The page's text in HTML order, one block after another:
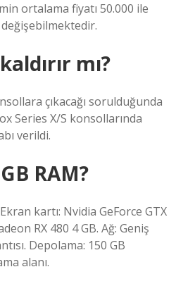
ortalama fiyatı 50.000 ile
değişebilmektedir.
mı?
çıkacağı sorulduğunda
Series X/S konsollarında
verildi.
RAM?
kartı: Nvidia GeForce GTX
RX 480 4 GB. Ağ: Geniş
Depolama: 150 GB
alanı.